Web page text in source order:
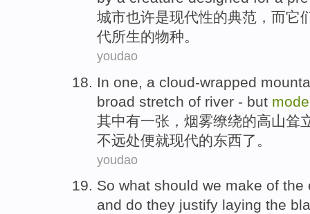
城市也许是现代性的典范 ， 而它
代所生的物种。
youdao
In one a cloud-wrapped
broad stretch of river - but
其中有一张 ，烟雾缭绕的高山耸
不远处便就现代的东西了。
youdao
So what should we make of the
and do they justify laying the